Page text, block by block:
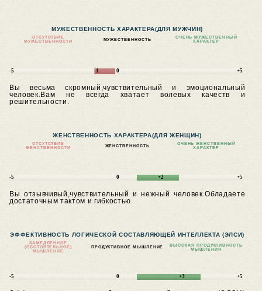
МУЖЕСТВЕННОСТЬ ХАРАКТЕРА(ДЛЯ МУЖЧИН)
ОТСУТСТВИЕ
МУЖЕСТВЕННОСТИ
МУЖЕСТВЕННОСТЬ
ОЧЕНЬ МУЖЕСТВЕННЫЙ
ХАРАКТЕР
-5 -1 0 +5
Вы весьма скромный,чувствительный и эмоциональный
человек.Вам не всегда хватает волевых качеств и
решительности.
ЖЕНСТВЕННОСТЬ ХАРАКТЕРА(ДЛЯ ЖЕНЩИН)
ОТСУТСТВИЕ
ЖЕНСТВЕННОСТИ
ЖЕНСТВЕННОСТЬ
ОЧЕНЬ ЖЕНСТВЕННЫЙ
ХАРАКТЕР
-5 0 +2 +5
Вы отзывчивый,чувствительный и нежный человек.Обладаете
достаточным тактом и гибкостью.
ЭФФЕКТИВНОСТЬ ЛОГИЧЕСКОЙ СОСТАВЛЯЮЩЕЙ ИНТЕЛЛЕКТА (ЭЛСИ)
ЗАМЕДЛЕННОЕ
(ОБСТОЯТЕЛЬНОЕ)
МЫШЛЕНИЕ
ПРОДУКТИВНОЕ МЫШЛЕНИЕ
ВЫСОКАЯ ПРОДУКТИВНОСТЬ
МЫШЛЕНИЯ
-5 0 +3 +5